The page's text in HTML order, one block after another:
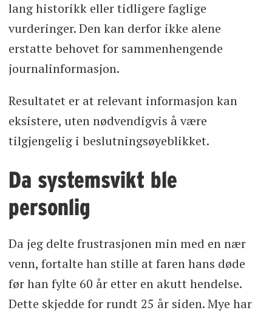
lang historikk eller tidligere faglige
vurderinger. Den kan derfor ikke alene
erstatte behovet for sammenhengende
journalinformasjon.
Resultatet er at relevant informasjon kan
eksistere, uten nødvendigvis å være
tilgjengelig i beslutningsøyeblikket.
Da systemsvikt ble
personlig
Da jeg delte frustrasjonen min med en nær
venn, fortalte han stille at faren hans døde
før han fylte 60 år etter en akutt hendelse.
Dette skjedde for rundt 25 år siden. Mye har